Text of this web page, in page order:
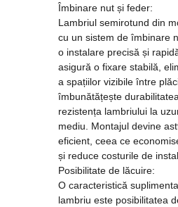
Îmbinare nut și feder:
Lambriul semirotund din
cu un sistem de îmbinare
o instalare precisă și
asigură o fixare stabilă,
a spațiilor vizibile între
îmbunătățește
rezistența lambriului la
mediu. Montajul devine
eficient, ceea ce
și reduce costurile de
Posibilitate de lăcuire:
O caracteristică
lambriu este posibilitatea